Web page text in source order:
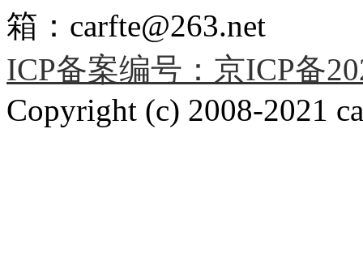
箱：carfte@263.net
ICP备案编号：京ICP备
Copyright (c) 2008-2021